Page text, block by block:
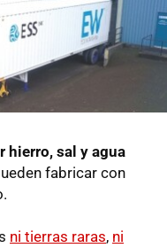
hierro, sal y agua
fabricar con
ni tierras raras, ni